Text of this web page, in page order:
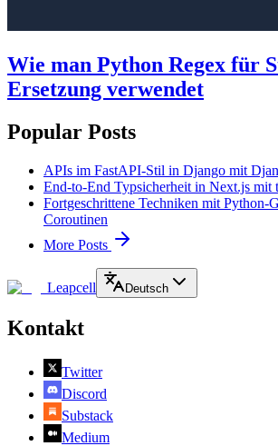
Wie man Python Regex für
Ersetzung verwendet
Popular Posts
APIs im FastAPI-Stil in Django mit
End-to-End Typsicherheit in Next.js mit
Fortgeschrittene Techniken mit Python-
Coroutinen
More Posts
Leapcell Deutsch
Kontakt
Twitter
Discord
Substack
Medium